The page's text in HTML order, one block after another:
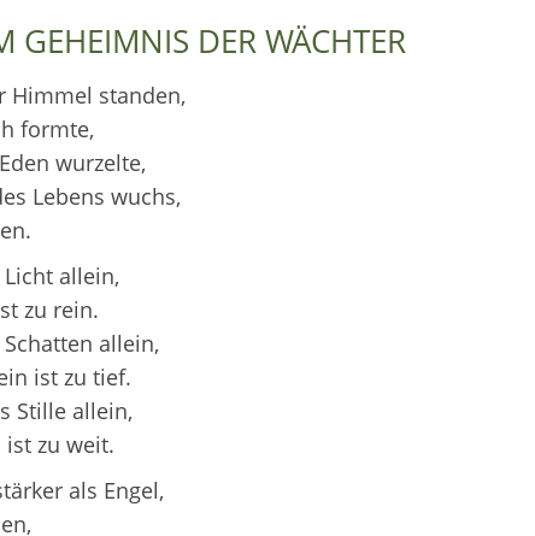
GEHEIMNIS DER WÄCHTER
Himmel standen,
formte,
wurzelte,
Lebens wuchs,
allein,
zu rein.
allein,
ist zu tief.
Stille allein,
ist zu weit.
als Engel,